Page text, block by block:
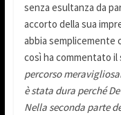
senza esultanza da
accorto della sua
abbia semplicemente
così ha commentato il
percorso
è stata dura perché
Nella seconda parte